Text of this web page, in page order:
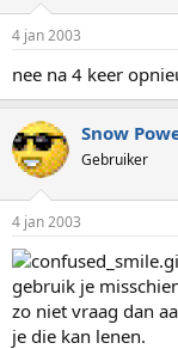
4 jan 2003
nee na 4 keer
Snow
Gebruiker
4 jan 2003
gebruik je
zo niet vraag dan
je die kan lenen.